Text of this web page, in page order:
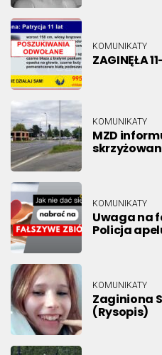
KOMUNIKATY
ZAGINĘŁA
KOMUNIKATY
MZD
KOMUNIKATY
Uwaga na
Policja
KOMUNIKATY
Zaginiona
(Rysopis)